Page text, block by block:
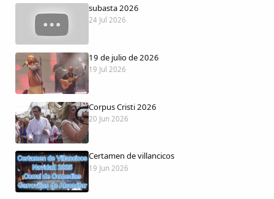
subasta 2026
24 Jul 2026
19 de julio de 2026
19 Jul 2026
Corpus Cristi 2026
20 Jun 2026
Certamen de villancicos
19 Jun 2026Comparte